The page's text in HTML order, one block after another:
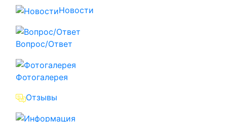
Новости
Вопрос/Ответ
Фотогалерея
Отзывы